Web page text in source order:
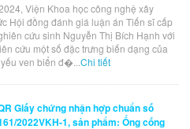
Viện Khoa học công nghệ xây
Hội đồng đánh giá luận án Tiến sĩ cấp
cứu sinh Nguyễn Thị Bích Hạnh với
cứu một số đặc trưng biến dạng của
ven biển đ�...Chi tiết
Giấy chứng nhận hợp chuẩn số
2022VKH-1, sản phẩm: Ống cống